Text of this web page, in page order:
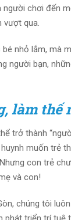
chơi đến
vượt qua.
nhỏ lắm, mà
người bạn,
làm thế
trở thành
huynh muốn trẻ
con trẻ
và con!
chúng tôi